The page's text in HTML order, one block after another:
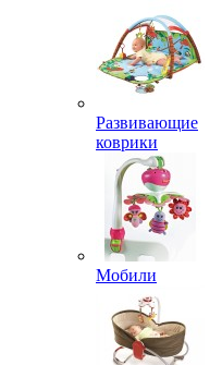
Развивающие
коврики
Мобили